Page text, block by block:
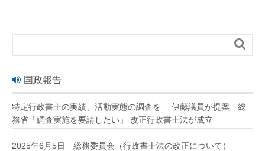

国政報告
特定行政書士の実績、活動実態の調査を 伊藤議員が提案 総
務省「調査実施を要請したい」 改正行政書士法が成立
2025年6月5日 総務委員会（行政書士法の改正について）